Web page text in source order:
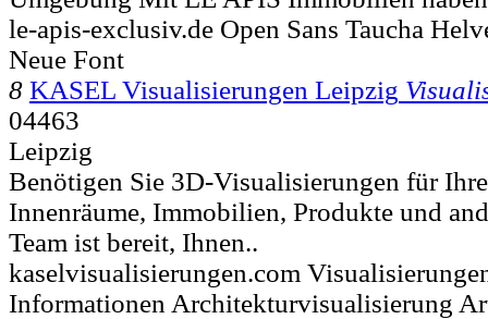
le-apis-exclusiv.de Open Sans Taucha
Neue Font
8 KASEL Visualisierungen Leipzig
04463
Leipzig
Benötigen Sie 3D-Visualisierungen für
Innenräume, Immobilien, Produkte und
Team ist bereit, Ihnen..
kaselvisualisierungen.com
Informationen Architekturvisualisierung